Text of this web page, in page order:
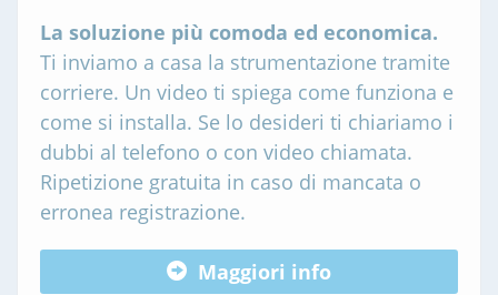
La soluzione più comoda ed economica.
Ti inviamo a casa la strumentazione tramite
corriere. Un video ti spiega come funziona e
come si installa. Se lo desideri ti chiariamo i
dubbi al telefono o con video chiamata.
Ripetizione gratuita in caso di mancata o
erronea registrazione.
Maggiori info